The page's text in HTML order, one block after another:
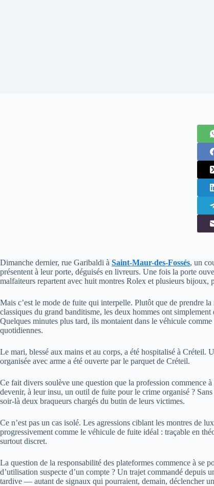
Dimanche dernier, rue Garibaldi à Saint-Maur-des-Fossés, un
présentent à leur porte, déguisés en livreurs. Une fois la porte
malfaiteurs repartent avec huit montres Rolex et plusieurs bijoux,
Mais c’est le mode de fuite qui interpelle. Plutôt que de prendre
classiques du grand banditisme, les deux hommes ont
Quelques minutes plus tard, ils montaient dans le véhicule
quotidiennes.
Le mari, blessé aux mains et au corps, a été hospitalisé à Créteil.
organisée avec arme a été ouverte par le parquet de Créteil.
Ce fait divers soulève une question que la profession commence à
devenir, à leur insu, un outil de fuite pour le crime organisé ?
soir-là deux braqueurs chargés du butin de leurs victimes.
Ce n’est pas un cas isolé. Les agressions ciblant les montres de
progressivement comme le véhicule de fuite idéal : traçable en
surtout discret.
La question de la responsabilité des plateformes commence à se
d’utilisation suspecte d’un compte ? Un trajet commandé depuis
tardive — autant de signaux qui pourraient, demain, déclencher